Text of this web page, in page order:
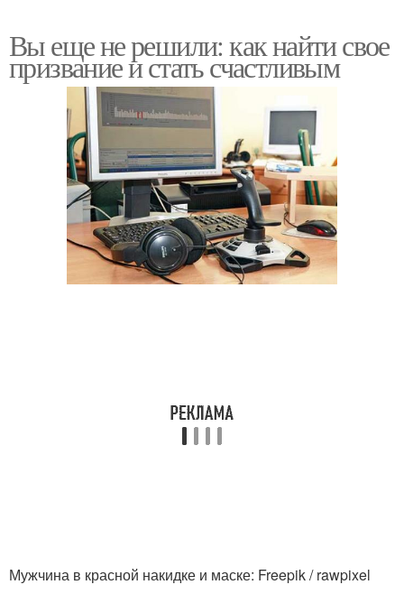
Вы еще не решили: как найти свое
призвание и стать счастливым
Мужчина в красной накидке и маске: Freepik / rawpixel